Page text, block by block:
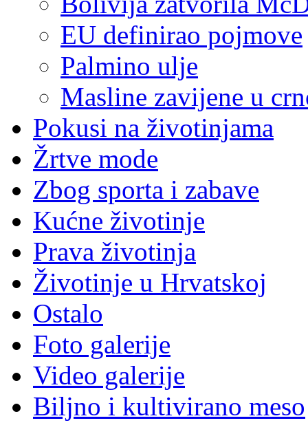
EU definirao pojmove
Palmino ulje
Masline zavijene u
Pokusi na životinjama
Žrtve mode
Zbog sporta i zabave
Kućne životinje
Prava životinja
Životinje u Hrvatskoj
Ostalo
Foto galerije
Video galerije
Biljno i kultivirano meso